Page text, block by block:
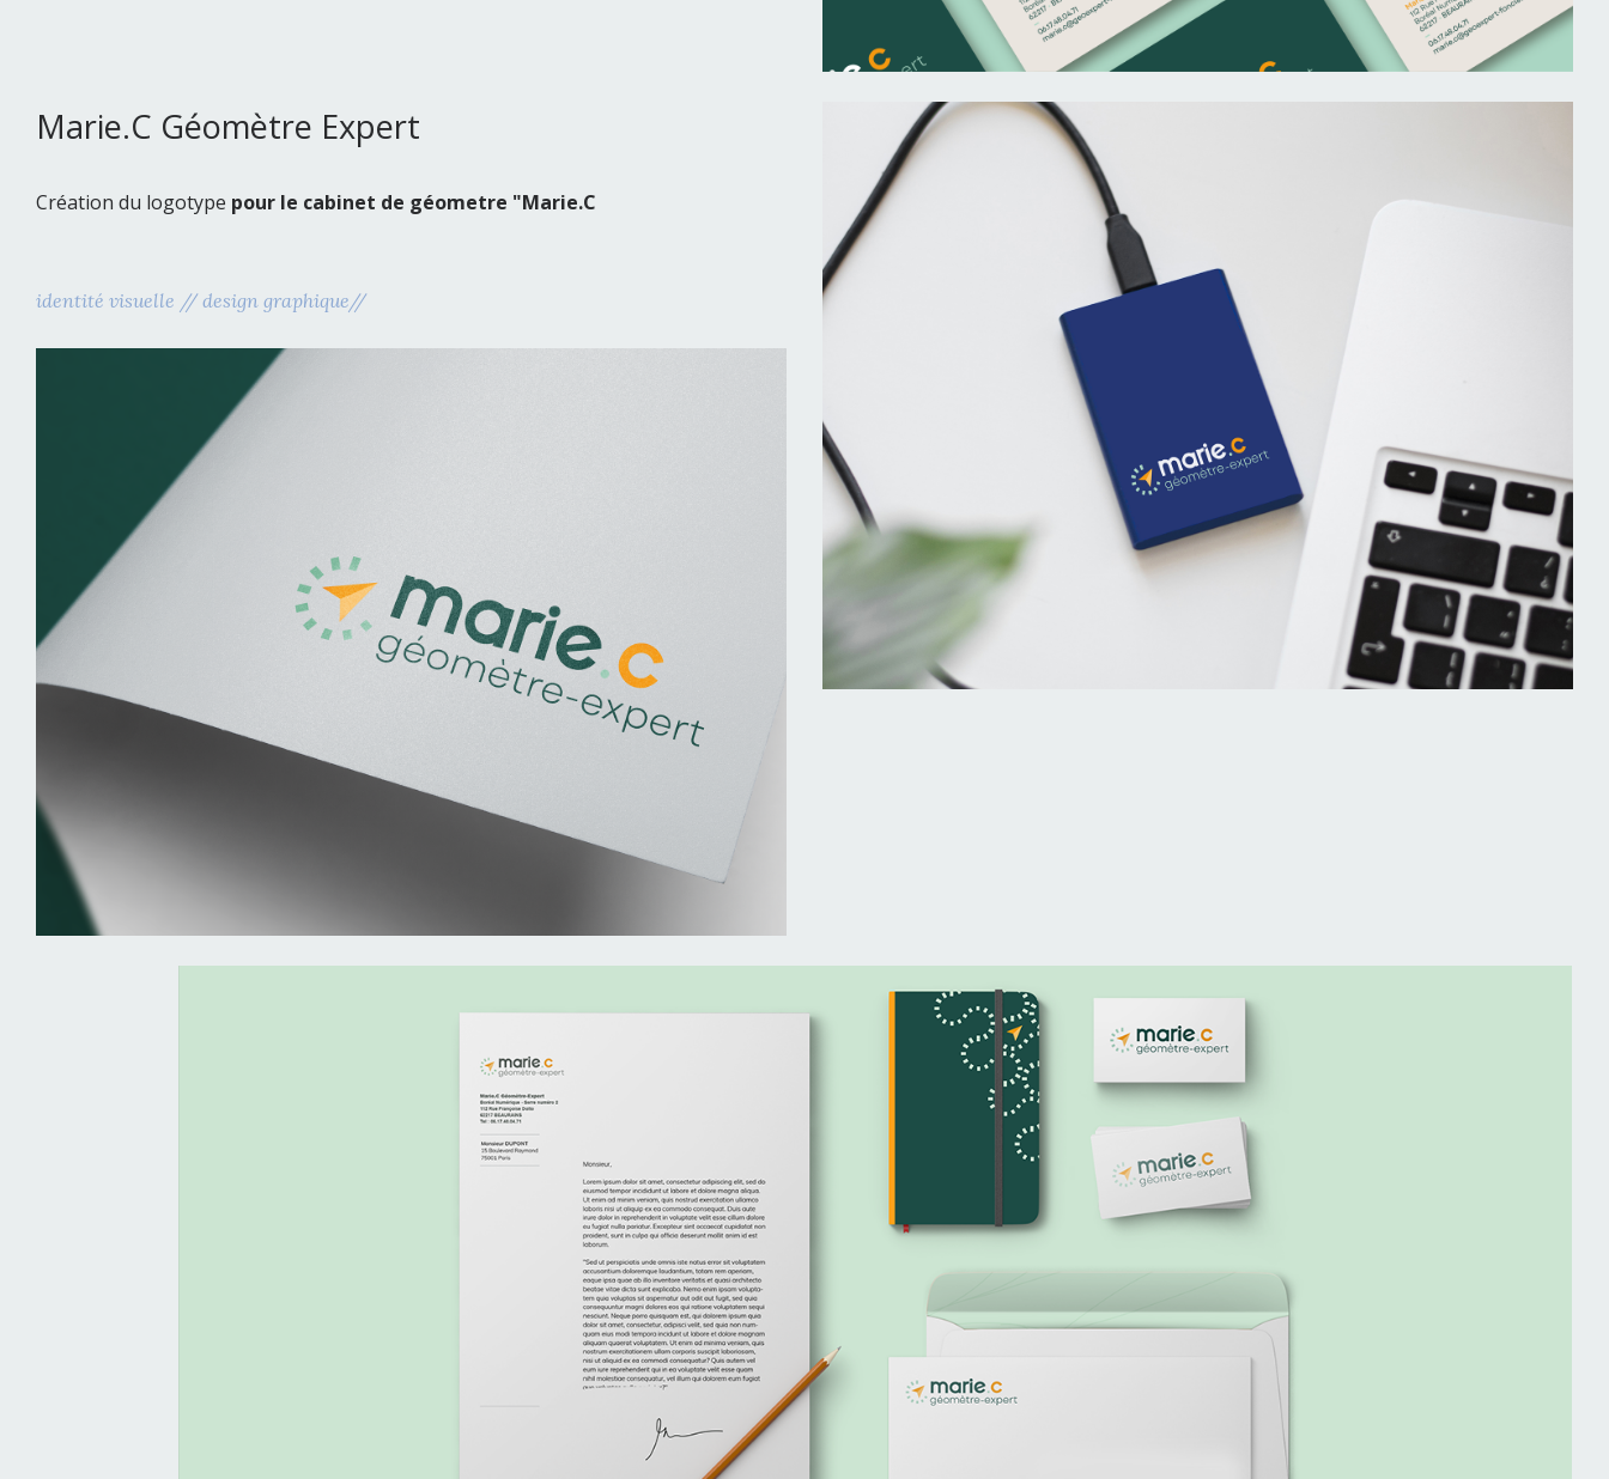
Marie.C Géomètre Expert
Création du logotype pour le cabinet de géometre "Marie.C
identité visuelle // design graphique//